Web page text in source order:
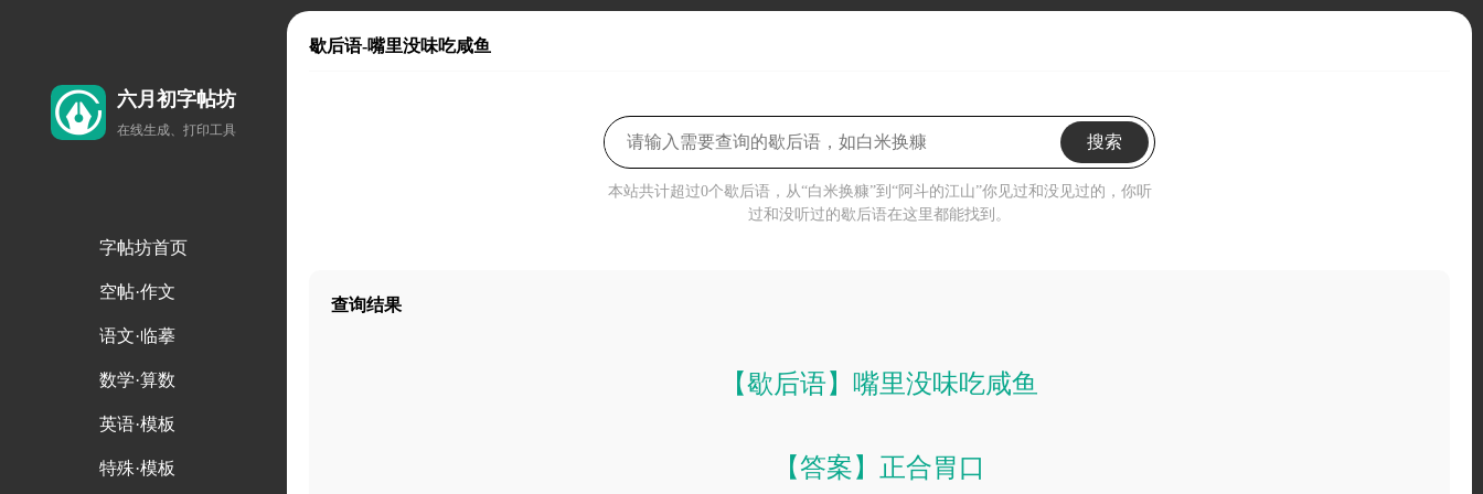
六月初字帖坊
在线生成、打印工具
字帖坊首页
空帖·作文
语文·临摹
数学·算数
英语·模板
特殊·模板
歇后语-嘴里没味吃咸鱼
搜索
本站共计超过0个歇后语，从“白米换糠”到“阿斗的江山”你见过和没见过的，你听
过和没听过的歇后语在这里都能找到。
查询结果
【歇后语】嘴里没味吃咸鱼
【答案】正合胃口